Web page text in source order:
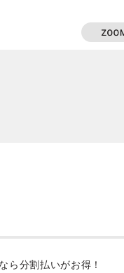
ら分割払いがお得！